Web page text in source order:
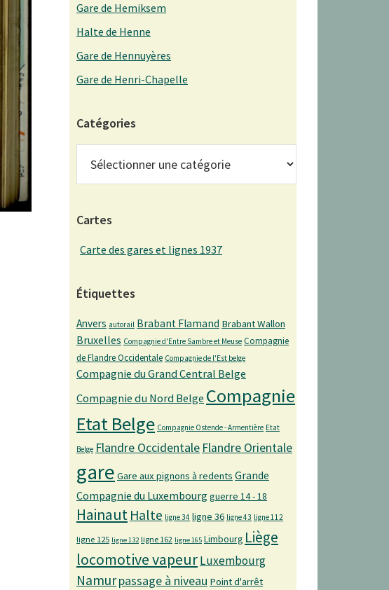
Gare de Hemiksem
Halte de Henne
Gare de Hennuyères
Gare de Henri-Chapelle
Catégories
Cartes
Carte des gares et lignes 1937
Étiquettes
Anvers autorail Brabant Flamand Brabant Wallon
Bruxelles Compagnie d'Entre Sambre et Meuse Compagnie
de Flandre Occidentale Compagnie de l'Est belge
Compagnie du Grand Central Belge
Compagnie du Nord Belge Compagnie
Etat Belge Compagnie Ostende - Armentière Etat
Belge Flandre Occidentale Flandre Orientale
gare Gare aux pignons à redents Grande
Compagnie du Luxembourg guerre 14 - 18
Hainaut Halte ligne 34 ligne 36 ligne 43 ligne 112
ligne 125 ligne 132 ligne 162 ligne 165 Limbourg Liège
locomotive vapeurLuxembourg
Namurpassage à niveau Point d'arrêt